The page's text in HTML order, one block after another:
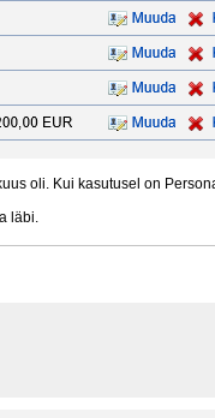
oli. Kui kasutusel on
läbi.